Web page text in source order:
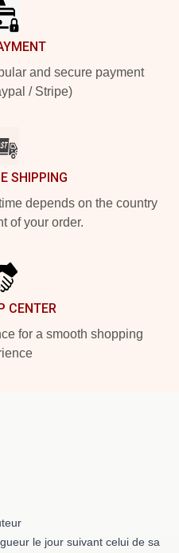
and secure payment
/ Stripe)
SHIPPING
depends on the country
of your order.
CENTER
for a smooth shopping
le jour suivant celui de sa